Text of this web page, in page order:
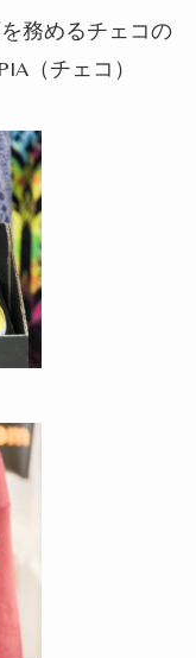
務めるチェコの
（チェコ）